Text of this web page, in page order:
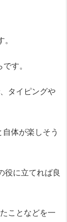
す。
タイピングや
体が楽しそう
役に立てれば良
ことなどを一